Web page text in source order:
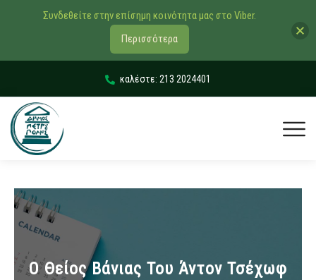
καλέστε: 213 2024401
Ο Θείος Βάνιας Του Άντον Τσέχωφ
Συνδεθείτε στην επίσημη κοινότητα μας στο Viber.
Περισσότερα